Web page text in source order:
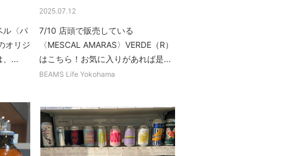
ル〈パ
オリジ
、...
2025.07.12
7/10 店頭で販売している
〈MESCAL AMARAS〉VERDE（R）
はこちら！お気に入りがあれば是...
BEAMS Life Yokohama